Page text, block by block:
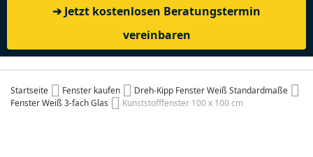
➔ Jetzt kostenlosen Beratungstermin
vereinbaren
Startseite Fenster kaufen
Dreh-Kipp Fenster Weiß Standardmaße
Fenster Weiß 3-fach Glas
Kunststofffenster 100 x 100 cm